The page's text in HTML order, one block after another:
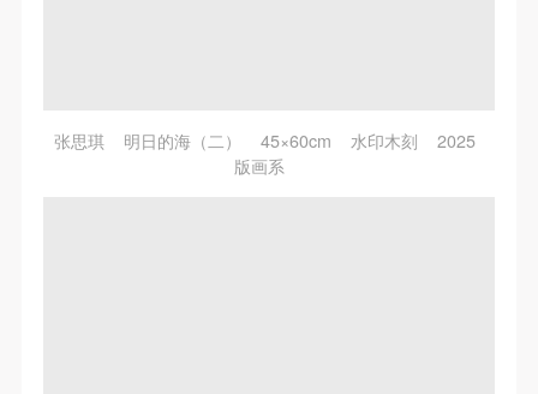
张思琪 明日的海（二） 45×60cm 水印木刻 2025
版画系